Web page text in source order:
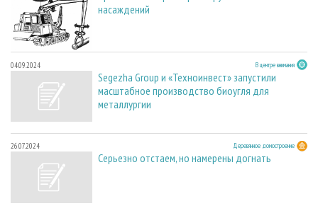
насаждений
04.09.2024 В центре внимания
Segezha Group и «Техноинвест» запустили
масштабное производство биоугля для
металлургии
26.07.2024 Деревянное домостроение
Серьезно отстаем, но намерены догнать